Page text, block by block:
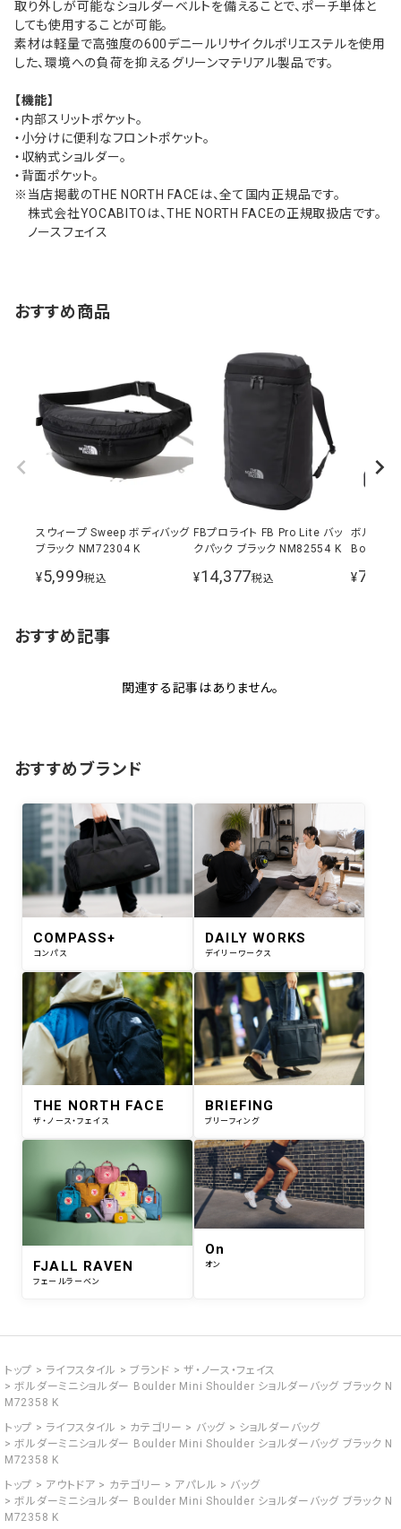
取り外しが可能なショルダーベルトを備えることで、ポーチ単体と
しても使用することが可能。
素材は軽量で高強度の600デニールリサイクルポリエステルを使用
した、環境への負荷を抑えるグリーンマテリアル製品です。
【機能】
・内部スリットポケット。
・小分けに便利なフロントポケット。
・収納式ショルダー。
・背面ポケット。
※当店掲載のTHE NORTH FACEは、全て国内正規品です。
株式会社YOCABITOは、THE NORTH FACEの正規取扱店です。
ノースフェイス
おすすめ商品
スウィープ Sweep ボディバッグ
ブラック NM72304 K
¥5,999税込
FBプロライト FB Pro Lite バッ
クパック ブラック NM82554 K
¥14,377税込
ボルダー
Boulder
K
¥7,106
おすすめ記事
関連する記事はありません。
おすすめブランド
COMPASS+
コンパス
DAILY WORKS
デイリーワークス
THE NORTH FACE
ザ・ノース・フェイス
BRIEFING
ブリーフィング
FJALL RAVEN
フェールラーベン
On
オン
トップ ライフスタイル ブランド
ザ・ノース・フェイス
ボルダーミニショルダー Boulder Mini Shoulder ショルダーバッグ ブラック N
M72358 K
トップ
ライフスタイル カテゴリー バッグ
ショルダーバッグ
ボルダーミニショルダー Boulder Mini Shoulder ショルダーバッグ ブラック N
M72358 K
トップ
アウトドア カテゴリー アパレル
バッグ
ボルダーミニショルダー Boulder Mini Shoulder ショルダーバッグ ブラック N
M72358 K